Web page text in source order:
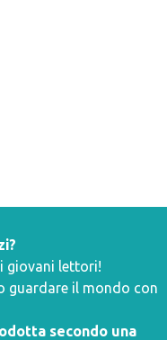
giovani lettori!
guardare il mondo con
secondo una